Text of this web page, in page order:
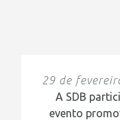
29 de
A SDB
evento